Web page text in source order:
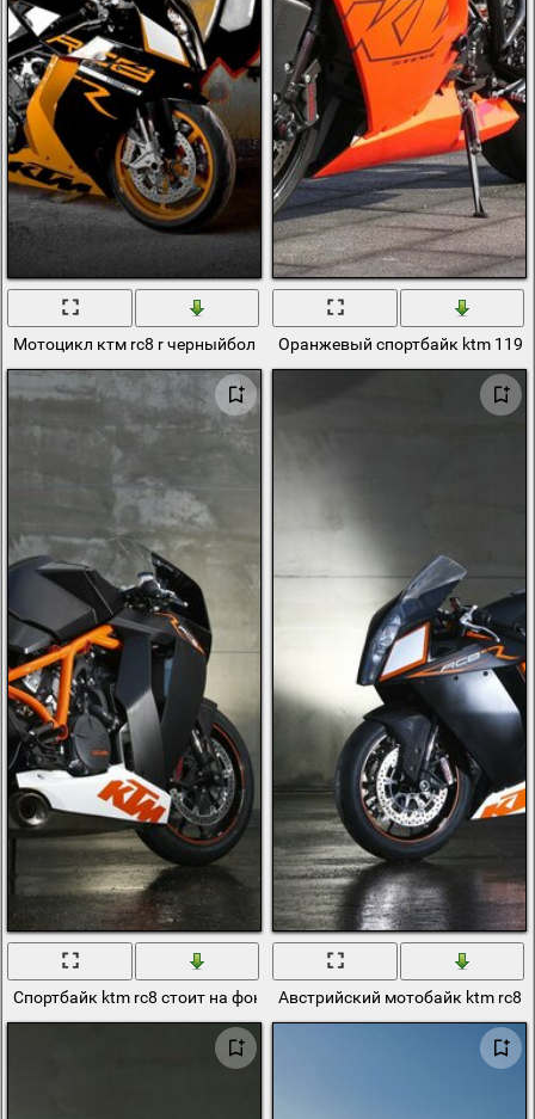
Мотоцикл ктм rc8 r черныйбольшой парусникОранжевый спортбайк ktm
Спортбайк ktm rc8 стоит на фоне бетонной стеныАвстрийский мотобайк ktm rc8